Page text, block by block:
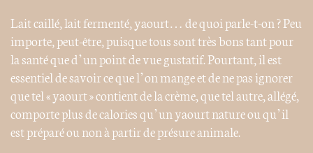
Lait caillé, lait fermenté, yaourt… de quoi parle-t-on ? Peu
importe, peut-être, puisque tous sont très bons tant pour
la santé que d’un point de vue gustatif. Pourtant, il est
essentiel de savoir ce que l’on mange et de ne pas ignorer
que tel « yaourt » contient de la crème, que tel autre, allégé,
comporte plus de calories qu’un yaourt nature ou qu’il
est préparé ou non à partir de présure animale.